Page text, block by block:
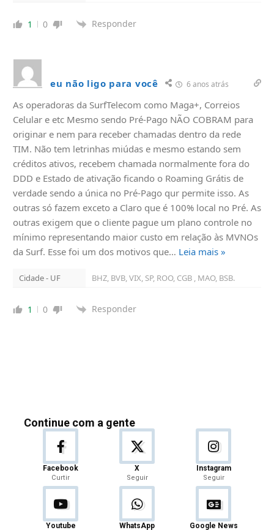
1 0 Responder
eu não ligo para você 6 anos atrás
As operadoras da SurfTelecom como Maga+, Correios
Celular e etc Mesmo sendo Pré-Pago NÃO COBRAM para
originar e nem para receber chamadas dentro da rede
TIM. Não tem letrinhas miúdas e mesmo estando sem
créditos ativos, recebem chamada normalmente fora do
DDD e Estado de ativação ficando o Roaming Grátis de
verdade sendo a única no Pré-Pago qur permite isso. As
outras só fazem exceto a Claro que é 100% local no Pré. As
outras exigem que o cliente pague um plano controle no
mínimo representando maior custo em relação às MVNOs
da Surf. Esse foi um dos motivos que… Leia mais »
Cidade - UF BHZ, BVB, VIX, SP, ROO, CGB , MAO, BSB.
1 0 Responder
Continue com a gente
Facebook
Curtir
X
Seguir
Instagram
Seguir
Youtube WhatsApp Google News